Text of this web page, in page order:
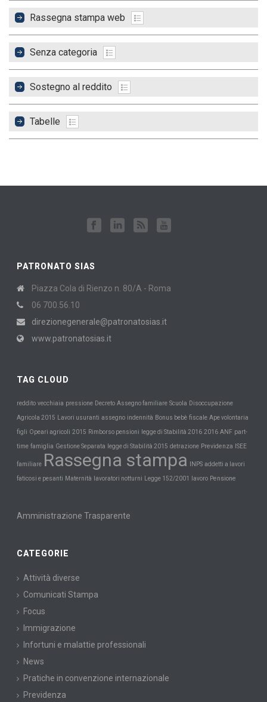
Rassegna stampa web
Senza categoria
Sostegno al reddito
Tabelle
PATRONATO SIAS
Piazza Cola di Rienzo n. 80/A - Roma
06 700.56.10
direzionegenerale@patronatosias.it
www.patronatosias.it
TAG CLOUD
reddito vecchiaia pressione Decreto Assegno familiare Scuola Disoccupazione
Agricola 2015 Lavori usuranti assegno indennità Bonus bebè fiscale Ape volontaria
figli Opeari agricoli 2015 Rimborso pensioni legge di Stabilità 2016 2016 ANF part-
time famiglia Gestione Separata legge di Stabilità 2015 detrazione Previdenza ISEE
familiare Rassegna stampa INPS addetti a lavori
faticosi e pesanti Maternità lavoratori notturni Legge 152/2001 lavoro Pensione
Amministrazione Trasparente
CATEGORIE
Attività diverse
Comunicati Stampa
Focus
Immigrazione
Infortuni e malattie professionali
News
Pratiche in convenzione internazionale
Previdenza